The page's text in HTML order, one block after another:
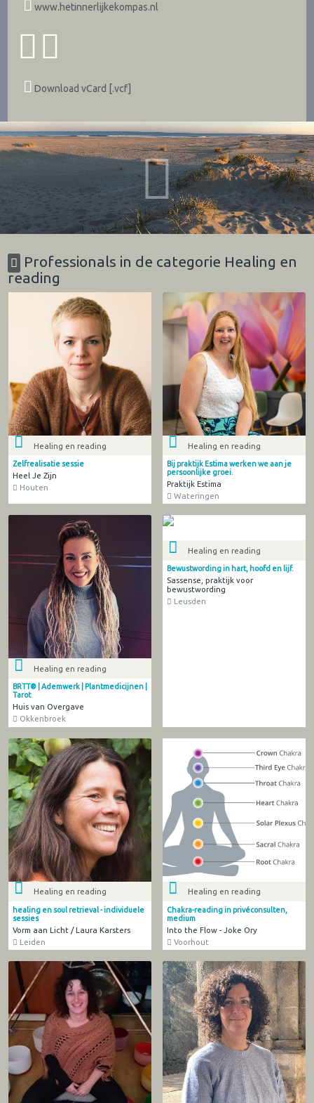
www.hetinnerlijkekompas.nl
Download vCard [.vcf]
Professionals in de categorie Healing en
reading
Healing en reading
Zelfrealisatie sessie
Heel Je Zijn
Houten
Healing en reading
Bij praktijk Estima werken we aan je
persoonlijke groei.
Praktijk Estima
Wateringen
Healing en reading
BRTT® | Ademwerk | Plantmedicijnen |
Tarot
Huis van Overgave
Okkenbroek
Healing en reading
Bewustwording in hart, hoofd en lijf.
Sassense, praktijk voor
bewustwording
Leusden
Healing en reading
healing en soul retrieval - individuele
sessies
Vorm aan Licht / Laura Karsters
Leiden
Healing en reading
Chakra-reading in privéconsulten,
medium
Into the Flow - Joke Ory
Voorhout